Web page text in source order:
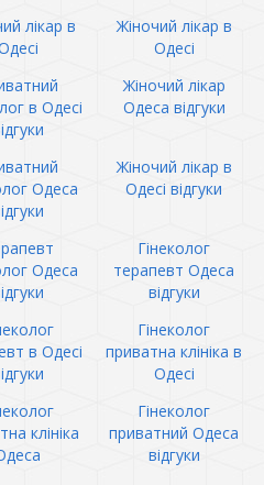
лікар в
Жіночий лікар в
Одесі
в Одесі
Жіночий лікар
Одеса відгуки
Одеса
Жіночий лікар в
Одесі відгуки
Одеса
Гінеколог
терапевт Одеса
відгуки
в Одесі
Гінеколог
приватна клініка в
Одесі
клініка
Гінеколог
приватний Одеса
відгуки